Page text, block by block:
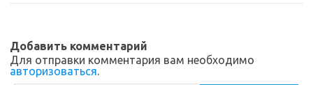
i
ь
Добавить комментарий
Для отправки комментария вам необходимо
авторизоваться.